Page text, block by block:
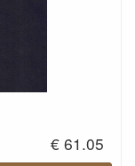
€ 61.05